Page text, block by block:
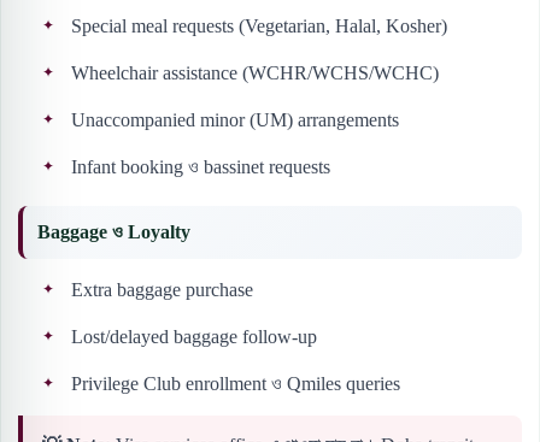
Special meal requests (Vegetarian, Halal, Kosher)
Wheelchair assistance (WCHR/WCHS/WCHC)
Unaccompanied minor (UM) arrangements
Infant booking ও bassinet requests
Baggage ও Loyalty
Extra baggage purchase
Lost/delayed baggage follow-up
Privilege Club enrollment ও Qmiles queries